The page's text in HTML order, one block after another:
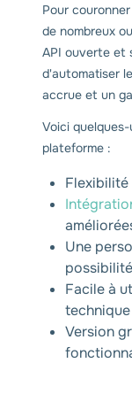
Pour
de nombreux
API ouverte et
d'automatiser
accrue et un
Voici
plateforme :
Une
Facile à
Version